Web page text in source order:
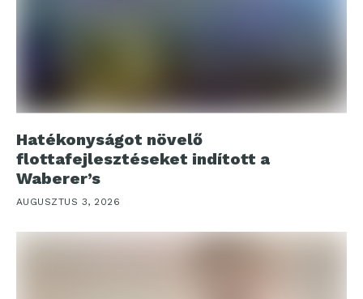
Hatékonyságot növelő
flottafejlesztéseket indított a
Waberer’s
AUGUSZTUS 3, 2026